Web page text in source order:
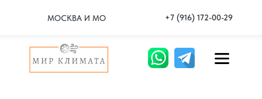
МОСКВА И МО +7 (916) 172-00-29